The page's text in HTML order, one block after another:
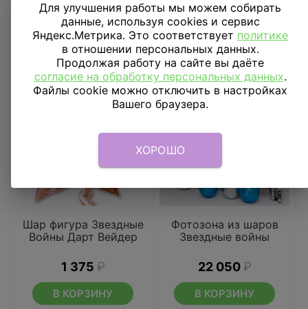
Шар фигура Звездные
Войны Дарт Вейдер
1 375 ₽
В КОРЗИНУ
Фотозона из шаров
Звездные войны
22 050 ₽
В КОРЗИНУ
Для улучшения работы мы можем собирать
данные, используя cookies и сервис
Яндекс.Метрика. Это соответствует политике
в отношении персональных данных.
Продолжая работу на сайте вы даёте
согласие на обработку персональных данных.
Файлы cookie можно отключить в настройках
Вашего браузера.
ХОРОШО